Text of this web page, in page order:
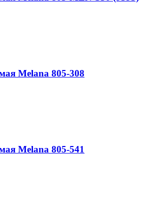
Melana 805-308
Melana 805-541